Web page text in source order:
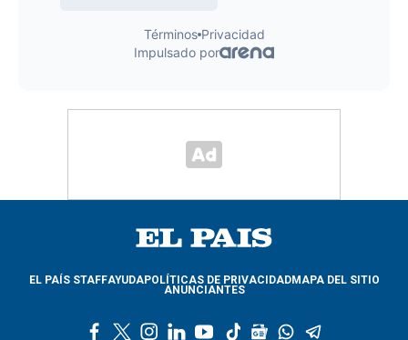
EL PAÍS STAFFAYUDAPOLÍTICAS DE PRIVACIDADMAPA DEL SITIO
ANUNCIANTES
l
y
t
g
w